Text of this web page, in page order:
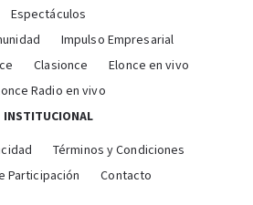
Espectáculos
Impulso Empresarial
Clasionce
Elonce en vivo
Radio en vivo
INSTITUCIONAL
Términos y Condiciones
Participación
Contacto